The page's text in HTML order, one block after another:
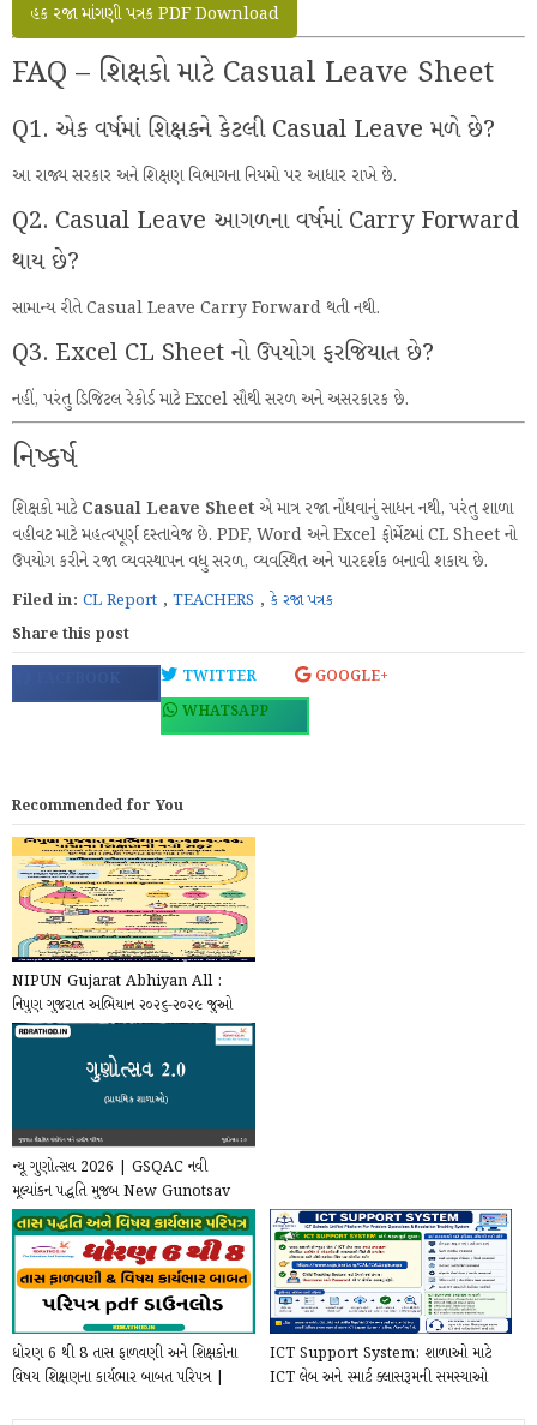
હક રજા માંગણી પત્રક PDF Download
FAQ – શિક્ષકો માટે Casual Leave Sheet
Q1. એક વર્ષમાં શિક્ષકને કેટલી Casual Leave મળે છે?
આ રાજ્ય સરકાર અને શિક્ષણ વિભાગના નિયમો પર આધાર રાખે છે.
Q2. Casual Leave આગળના વર્ષમાં Carry Forward
થાય છે?
સામાન્ય રીતે Casual Leave Carry Forward થતી નથી.
Q3. Excel CL Sheet નો ઉપયોગ ફરજિયાત છે?
નહીં, પરંતુ ડિજિટલ રેકોર્ડ માટે Excel સૌથી સરળ અને અસરકારક છે.
નિષ્કર્ષ
શિક્ષકો માટે Casual Leave Sheet એ માત્ર રજા નોંધવાનું સાધન નથી, પરંતુ શાળા
વહીવટ માટે મહત્વપૂર્ણ દસ્તાવેજ છે. PDF, Word અને Excel ફોર્મેટમાં CL Sheet નો
ઉપયોગ કરીને રજા વ્યવસ્થાપન વધુ સરળ, વ્યવસ્થિત અને પારદર્શક બનાવી શકાય છે.
Filed in: CL Report , TEACHERS , કે રજા પત્રક
Share this post
FACEBOOK TWITTER
GOOGLE+
WHATSAPP
Recommended for You
NIPUN Gujarat Abhiyan All :
નિપુણ ગુજરાત અભિયાન ૨૦૨૬-૨૦૨૯ જુઓ
સંપૂર્ણ મટીરીયલ્સ ...
ન્યૂ ગુણોત્સવ 2026 | GSQAC નવી
મૂલ્યાંકન પદ્ધતિ મુજબ New Gunotsav
2.0 Framework ...
ધોરણ 6 થી 8 તાસ ફાળવણી અને શિક્ષકોના
વિષય શિક્ષણના કાર્યભાર બાબત પરિપત્ર |
ICT Support System: શાળાઓ માટે
ICT લેબ અને સ્માર્ટ ક્લાસરૂમની સમસ્યાઓ